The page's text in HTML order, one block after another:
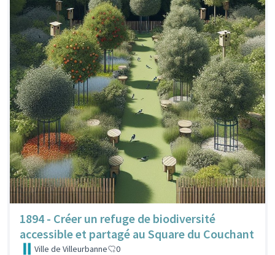
1894 - Créer un refuge de biodiversité
accessible et partagé au Square du Couchant
Ville de Villeurbanne 0